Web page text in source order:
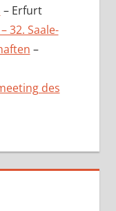
– Erfurt
32. Saale-
–
des